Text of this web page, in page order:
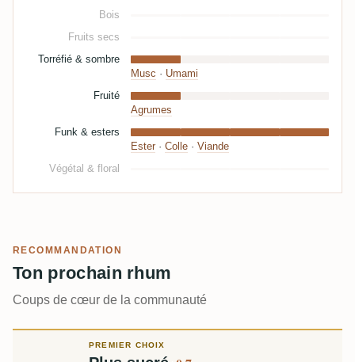
Bois
Fruits secs
Torréfié & sombre
Musc · Umami
Fruité
Agrumes
Funk & esters
Ester · Colle · Viande
Végétal & floral
RECOMMANDATION
Ton prochain rhum
Coups de cœur de la communauté
PREMIER CHOIX